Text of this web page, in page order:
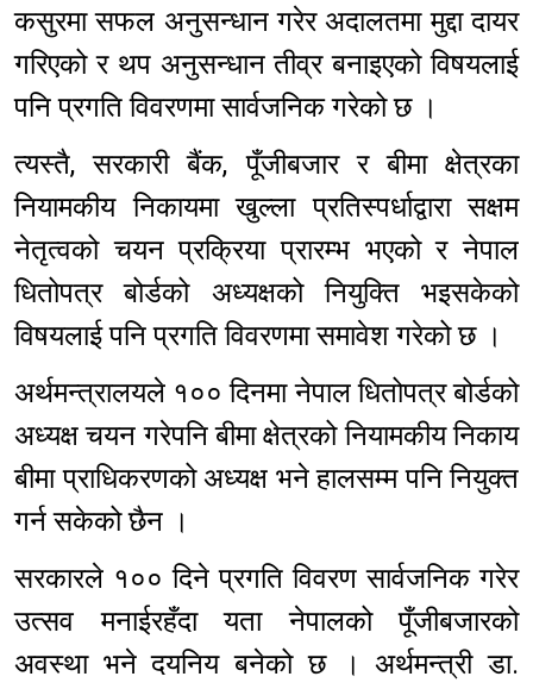
कसुरमा सफल अनुसन्धान गरेर अदालतमा मुद्दा दायर
गरिएको र थप अनुसन्धान तीव्र बनाइएको विषयलाई
पनि प्रगति विवरणमा सार्वजनिक गरेको छ ।
त्यस्तै, सरकारी बैंक, पूँजीबजार र बीमा क्षेत्रका
नियामकीय निकायमा खुल्ला प्रतिस्पर्धाद्वारा सक्षम
नेतृत्वको चयन प्रक्रिया प्रारम्भ भएको र नेपाल
धितोपत्र बोर्डको अध्यक्षको नियुक्ति भइसकेको
विषयलाई पनि प्रगति विवरणमा समावेश गरेको छ ।
अर्थमन्त्रालयले १०० दिनमा नेपाल धितोपत्र बोर्डको
अध्यक्ष चयन गरेपनि बीमा क्षेत्रको नियामकीय निकाय
बीमा प्राधिकरणको अध्यक्ष भने हालसम्म पनि नियुक्त
गर्न सकेको छैन ।
सरकारले १०० दिने प्रगति विवरण सार्वजनिक गरेर
उत्सव मनाईरहँदा यता नेपालको पूँजीबजारको
अवस्था भने दयनिय बनेको छ । अर्थमन्त्री डा.